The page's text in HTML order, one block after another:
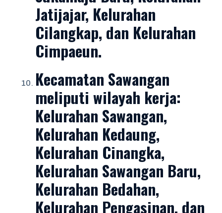
Jatijajar, Kelurahan
Cilangkap, dan Kelurahan
Cimpaeun.
Kecamatan Sawangan
meliputi wilayah kerja:
Kelurahan Sawangan,
Kelurahan Kedaung,
Kelurahan Cinangka,
Kelurahan Sawangan Baru,
Kelurahan Bedahan,
Kelurahan Pengasinan, dan